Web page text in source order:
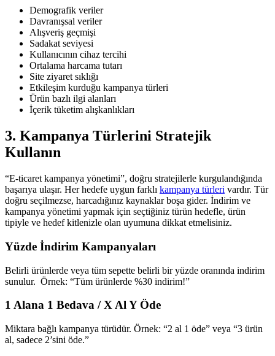
Demografik veriler
Davranışsal veriler
Alışveriş geçmişi
Sadakat seviyesi
Kullanıcının cihaz tercihi
Ortalama harcama tutarı
Site ziyaret sıklığı
Etkileşim kurduğu kampanya türleri
Ürün bazlı ilgi alanları
İçerik tüketim alışkanlıkları
3. Kampanya Türlerini Stratejik
Kullanın
“E-ticaret kampanya yönetimi”, doğru stratejilerle kurgulandığında
başarıya ulaşır. Her hedefe uygun farklı kampanya türleri vardır. Tür
doğru seçilmezse, harcadığınız kaynaklar boşa gider. İndirim ve
kampanya yönetimi yapmak için seçtiğiniz türün hedefle, ürün
tipiyle ve hedef kitlenizle olan uyumuna dikkat etmelisiniz.
Yüzde İndirim Kampanyaları
Belirli ürünlerde veya tüm sepette belirli bir yüzde oranında indirim
sunulur. Örnek: “Tüm ürünlerde %30 indirim!”
1 Alana 1 Bedava / X Al Y Öde
Miktara bağlı kampanya türüdür. Örnek: “2 al 1 öde” veya “3 ürün
al, sadece 2’sini öde.”